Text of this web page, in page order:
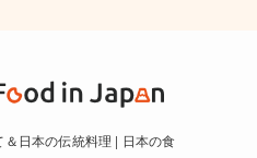
＆日本の伝統料理 | 日本の食